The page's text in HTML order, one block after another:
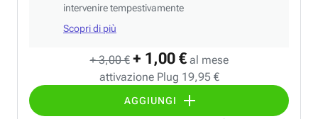
+ 3,00 € + 1,00 € al mese
attivazione Plug 19,95 €
AGGIUNGI
intervenire tempestivamente
Scopri di più